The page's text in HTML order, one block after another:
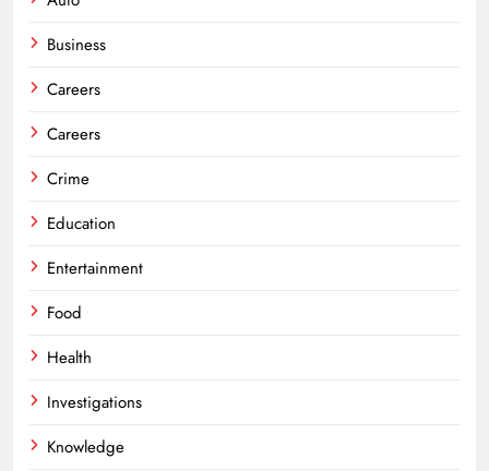
Business
Careers
Careers
Crime
Education
Entertainment
Food
Health
Investigations
Knowledge